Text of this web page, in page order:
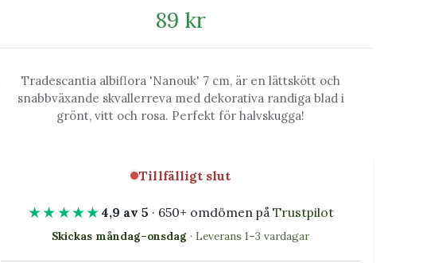
89 kr
Tradescantia albiflora 'Nanouk' 7 cm, är en lättskött och
snabbväxande skvallerreva med dekorativa randiga blad i
grönt, vitt och rosa. Perfekt för halvskugga!
Tillfälligt slut
★★★★★ 4,9 av 5 · 650+ omdömen på Trustpilot
Skickas måndag–onsdag · Leverans 1–3 vardagar